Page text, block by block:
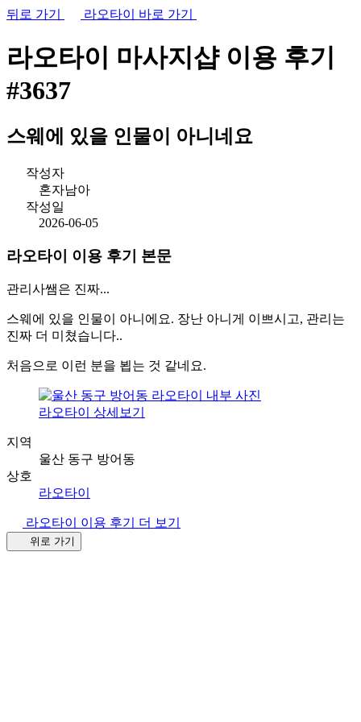
뒤로 가기 라오타이 바로 가기
라오타이 마사지샵이용 후기
#3637
스웨에 있을 인물이 아니네요
작성자
혼자남아
작성일
2026-06-05
라오타이 이용 후기 본문
관리사쌤은 진짜...
스웨에 있을 인물이 아니에요. 장난 아니게 이쁘시고, 관리는
진짜 더 미쳤습니다..
처음으로 이런 분을 뵙는 것 같네요.
라오타이 상세보기
지역
울산 동구 방어동
상호
라오타이
라오타이 이용 후기 더 보기
위로 가기